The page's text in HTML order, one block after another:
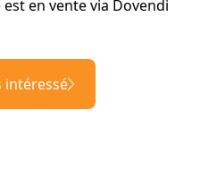
en vente via Dovendi
intéressé